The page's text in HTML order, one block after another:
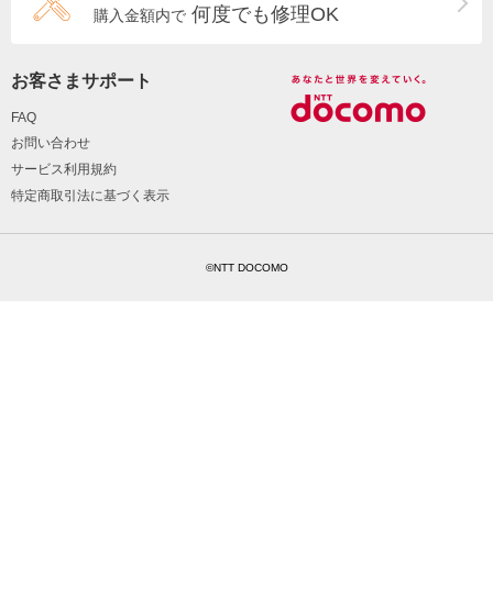
購入金額内で 何度でも修理OK
お客さまサポート
FAQ
お問い合わせ
サービス利用規約
特定商取引法に基づく表示
©NTT DOCOMO